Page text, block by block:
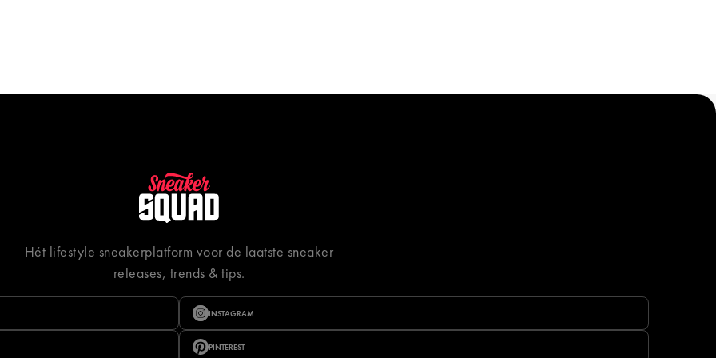
Hét lifestyle sneakerplatform voor de laatste sneaker
releases, trends & tips.
INSTAGRAM
PINTEREST